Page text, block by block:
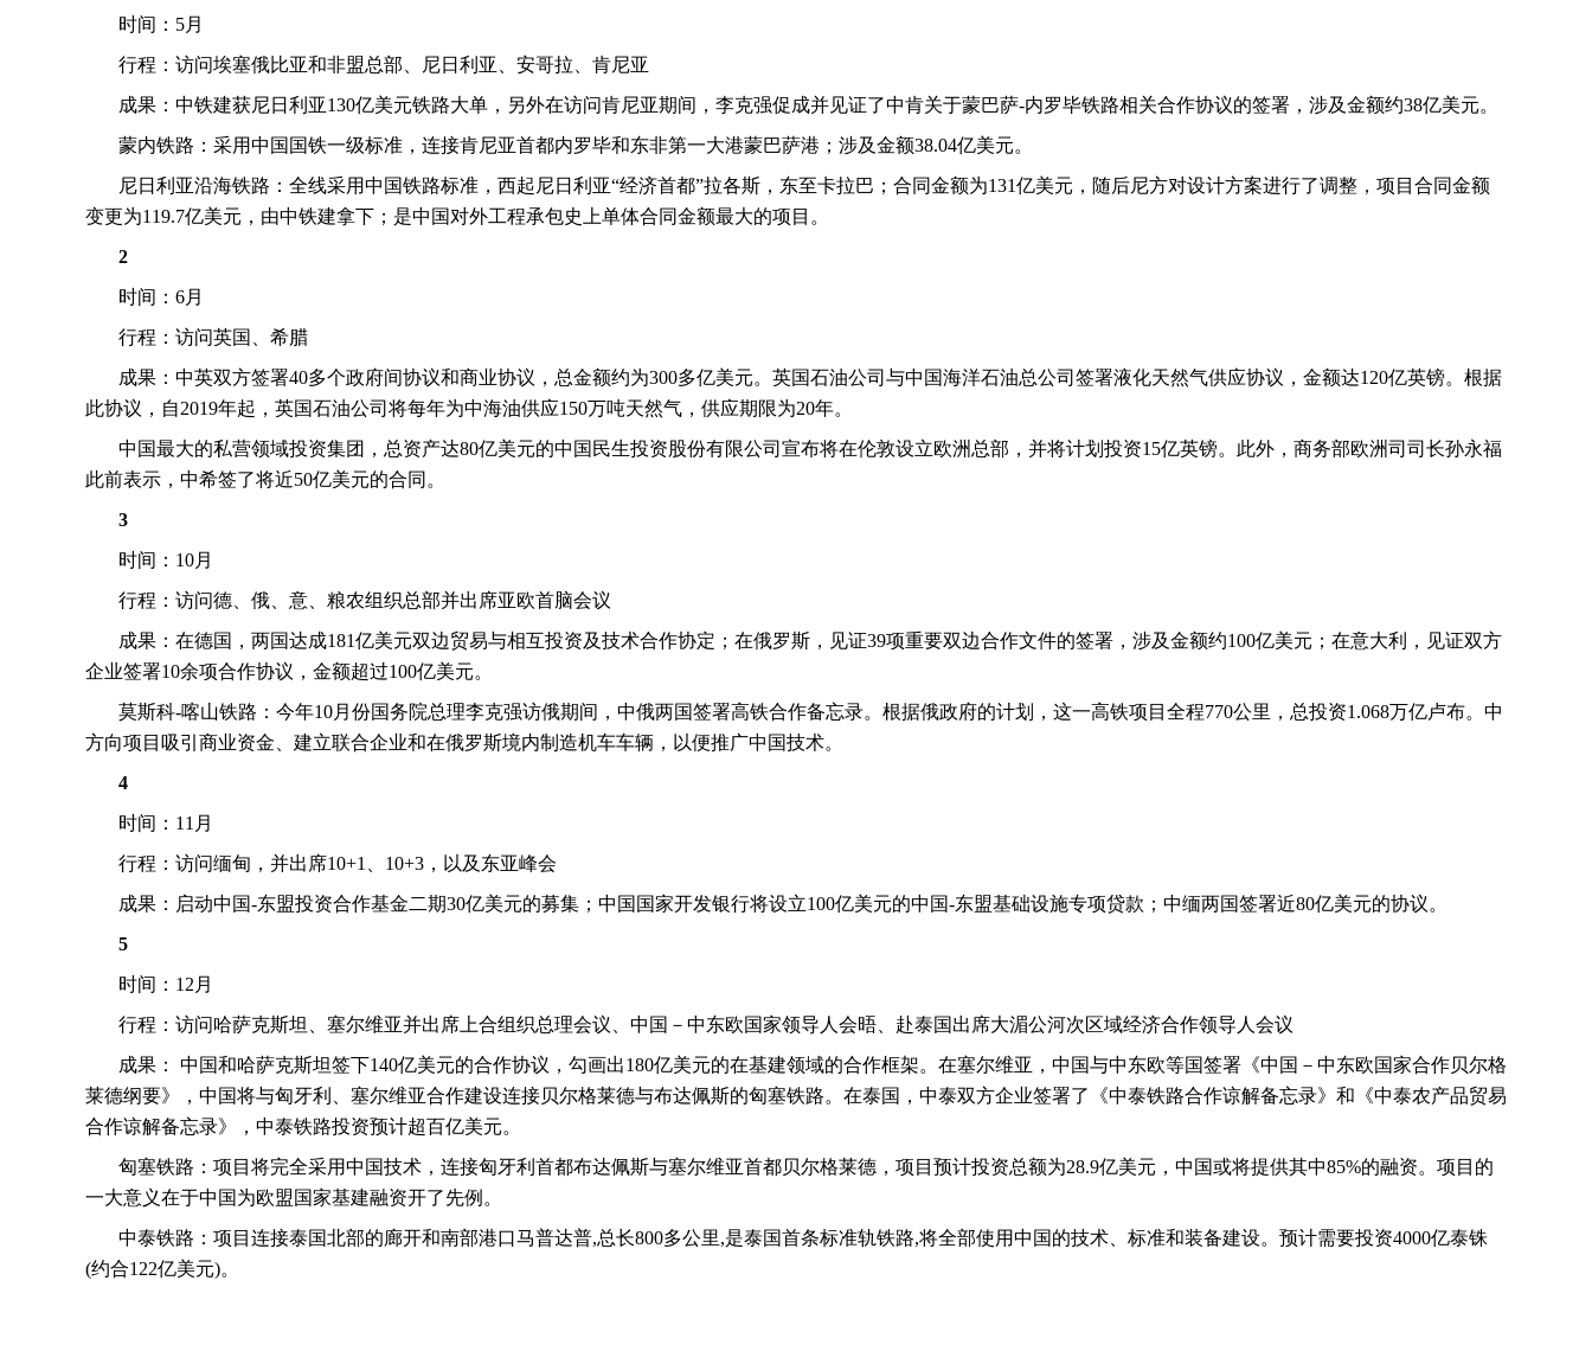
时间： 5月
行程：访问埃塞俄比亚和非盟总部、尼日利亚、安哥拉、肯尼亚
成果：中铁建获尼日利亚130亿美元铁路大单，另外在访问肯尼亚期间，李克强促成并见证了中肯关于蒙巴萨-内罗毕铁路相关合作协议的签署，涉及金额约38亿美元。
蒙内铁路：采用中国国铁一级标准，连接肯尼亚首都内罗毕和东非第一大港蒙巴萨港；涉及金额38.04亿美元。
尼日利亚沿海铁路：全线采用中国铁路标准，西起尼日利亚“经济首都”拉各斯，东至卡拉巴；合同金额为131亿美元，随后尼方对设计方案进行了调整，项目合同金额
变更为119.7亿美元，由中铁建拿下；是中国对外工程承包史上单体合同金额最大的项目。
2
时间： 6月
行程：访问英国、希腊
成果：中英双方签署40多个政府间协议和商业协议，总金额约为300多亿美元。英国石油公司与中国海洋石油总公司签署液化天然气供应协议，金额达120亿英镑。根据
此协议，自2019年起，英国石油公司将每年为中海油供应150万吨天然气，供应期限为20年。
中国最大的私营领域投资集团，总资产达80亿美元的中国民生投资股份有限公司宣布将在伦敦设立欧洲总部，并将计划投资15亿英镑。此外，商务部欧洲司司长孙永福
此前表示，中希签了将近50亿美元的合同。
3
时间： 10月
行程：访问德、俄、意、粮农组织总部并出席亚欧首脑会议
成果：在德国，两国达成181亿美元双边贸易与相互投资及技术合作协定；在俄罗斯，见证39项重要双边合作文件的签署，涉及金额约100亿美元；在意大利，见证双方
企业签署10余项合作协议，金额超过100亿美元。
莫斯科-喀山铁路：今年10月份国务院总理李克强访俄期间，中俄两国签署高铁合作备忘录。根据俄政府的计划，这一高铁项目全程770公里，总投资1.068万亿卢布。中
方向项目吸引商业资金、建立联合企业和在俄罗斯境内制造机车车辆，以便推广中国技术。
4
时间： 11 月
行程：访问缅甸，并出席10+1 10+3 ，以及东亚峰会
成果：启动中国-东盟投资合作基金二期30亿美元的募集；中国国家开发银行将设立100亿美元的中国-东盟基础设施专项贷款；中缅两国签署近80亿美元的协议。
5
时间： 12 月
行程：访问哈萨克斯坦、塞尔维亚并出席上合组织总理会议、中国－中东欧国家领导人会晤、赴泰国出席大湄公河次区域经济合作领导人会议
成果： 中国和哈萨克斯坦签下140亿美元的合作协议，勾画出180亿美元的在基建领域的合作框架。在塞尔维亚，中国与中东欧等国签署《中国－中东欧国家合作贝尔格
莱德纲要》，中国将与匈牙利、塞尔维亚合作建设连接贝尔格莱德与布达佩斯的匈塞铁路。在泰国，中泰双方企业签署了《中泰铁路合作谅解备忘录》和《中泰农产品贸易
合作谅解备忘录》，中泰铁路投资预计超百亿美元。
匈塞铁路：项目将完全采用中国技术，连接匈牙利首都布达佩斯与塞尔维亚首都贝尔格莱德，项目预计投资总额为28.9亿美元，中国或将提供其中85%的融资。项目的
一大意义在于中国为欧盟国家基建融资开了先例。
中泰铁路：项目连接泰国北部的廊开和南部港口马普达普,总长800多公里,是泰国首条标准轨铁路,将全部使用中国的技术、标准和装备建设。预计需要投资4000亿泰铢
(约合122亿美元)。